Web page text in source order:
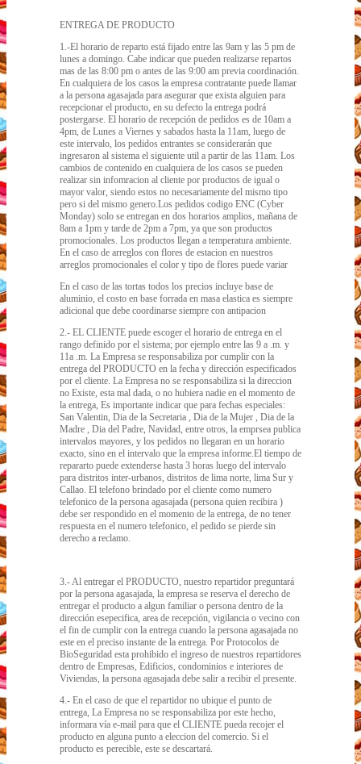
ENTREGA DE PRODUCTO
1.-El horario de reparto está fijado entre las 9am y las 5 pm de
lunes a domingo. Cabe indicar que pueden realizarse repartos
mas de las 8:00 pm o antes de las 9:00 am previa coordinación.
En cualquiera de los casos la empresa contratante puede llamar
a la persona agasajada para asegurar que exista alguien para
recepcionar el producto, en su defecto la entrega podrá
postergarse. El horario de recepción de pedidos es de 10am a
4pm, de Lunes a Viernes y sabados hasta la 11am, luego de
este intervalo, los pedidos entrantes se considerarán que
ingresaron al sistema el siguiente util a partir de las 11am. Los
cambios de contenido en cualquiera de los casos se pueden
realizar sin infomracion al cliente por productos de igual o
mayor valor, siendo estos no necesariamente del mismo tipo
pero si del mismo genero.Los pedidos codigo ENC (Cyber
Monday) solo se entregan en dos horarios amplios, mañana de
8am a 1pm y tarde de 2pm a 7pm, ya que son productos
promocionales. Los productos llegan a temperatura ambiente.
En el caso de arreglos con flores de estacion en nuestros
arreglos promocionales el color y tipo de flores puede variar
En el caso de las tortas todos los precios incluye base de
aluminio, el costo en base forrada en masa elastica es siempre
adicional que debe coordinarse siempre con antipacion
2.- EL CLIENTE puede escoger el horario de entrega en el
rango definido por el sistema; por ejemplo entre las 9 a .m. y
11a .m. La Empresa se responsabiliza por cumplir con la
entrega del PRODUCTO en la fecha y dirección especificados
por el cliente. La Empresa no se responsabiliza si la direccion
no Existe, esta mal dada, o no hubiera nadie en el momento de
la entrega, Es importante indicar que para fechas especiales:
San Valentin, Dia de la Secretaria , Dia de la Mujer , Dia de la
Madre , Dia del Padre, Navidad, entre otros, la emprsea publica
intervalos mayores, y los pedidos no llegaran en un horario
exacto, sino en el intervalo que la empresa informe.El tiempo de
repararto puede extenderse hasta 3 horas luego del intervalo
para distritos inter-urbanos, distritos de lima norte, lima Sur y
Callao. El telefono brindado por el cliente como numero
telefonico de la persona agasajada (persona quien recibira )
debe ser respondido en el momento de la entrega, de no tener
respuesta en el numero telefonico, el pedido se pierde sin
derecho a reclamo.
3.- Al entregar el PRODUCTO, nuestro repartidor preguntará
por la persona agasajada, la empresa se reserva el derecho de
entregar el producto a algun familiar o persona dentro de la
dirección esepecifica, area de recepción, vigilancia o vecino con
el fin de cumplir con la entrega cuando la persona agasajada no
este en el preciso instante de la entrega. Por Protocolos de
BioSeguridad esta prohibido el ingreso de nuestros repartidores
dentro de Empresas, Edificios, condominios e interiores de
Viviendas, la persona agasajada debe salir a recibir el presente.
4.- En el caso de que el repartidor no ubique el punto de
entrega, La Empresa no se responsabiliza por este hecho,
informara vía e-mail para que el CLIENTE pueda recojer el
producto en alguna punto a eleccion del comercio. Si el
producto es perecible, este se descartará.